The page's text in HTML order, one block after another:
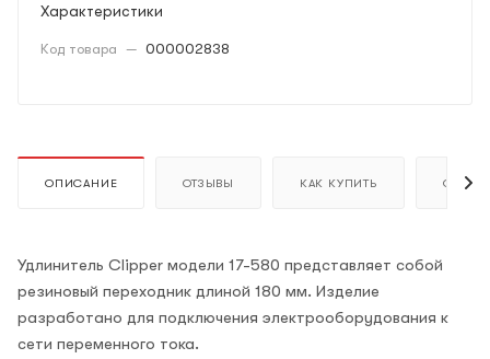
Характеристики
Код товара — 000002838
ОПИСАНИЕ ОТЗЫВЫ КАК КУПИТЬ ОПЛАТА
Удлинитель Clipper модели 17-580 представляет собой
резиновый переходник длиной 180 мм. Изделие
разработано для подключения электрооборудования к
сети переменного тока.